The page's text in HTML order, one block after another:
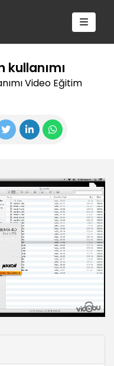
kullanımı
Video Eğitim